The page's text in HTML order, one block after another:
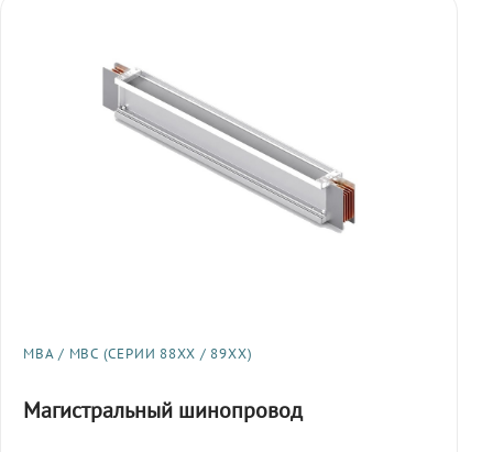
МВА / МВС (СЕРИИ 88XX / 89XX)
Магистральный шинопровод